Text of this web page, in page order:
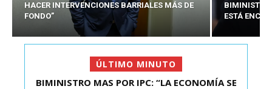
HACER INTERVENCIONES BARRIALES MÁS DE
FONDO”
BIMINISTRO
ESTÁ
ÚLTIMO MINUTO
KAST SE REUNIÓ CON EL PRESIDENTE ELECTO DE
BIMINISTRO MAS POR IPC: “LA ECONOMÍA SE